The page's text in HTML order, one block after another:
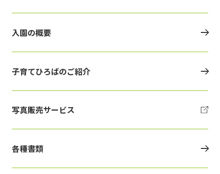
入園の概要
子育てひろばのご紹介
写真販売サービス
各種書類